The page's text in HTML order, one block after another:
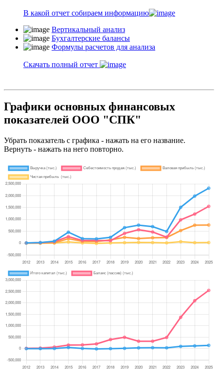
В какой отчет собираем информацию
Вертикальный анализ
Бухгалтерские балансы
Формулы расчетов для анализа
Скачать полный отчет
Графики основных финансовых
показателей ООО "СПК"
Убрать показатель с графика - нажать на его название.
Вернуть - нажать на него повторно.